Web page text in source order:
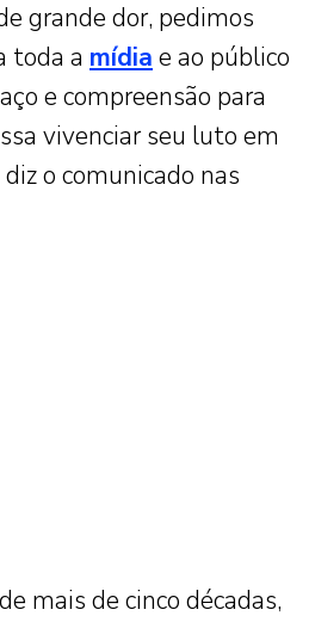
grande dor, pedimos
toda a mídia e ao público
e compreensão para
vivenciar seu luto em
o comunicado nas
mais de cinco décadas,